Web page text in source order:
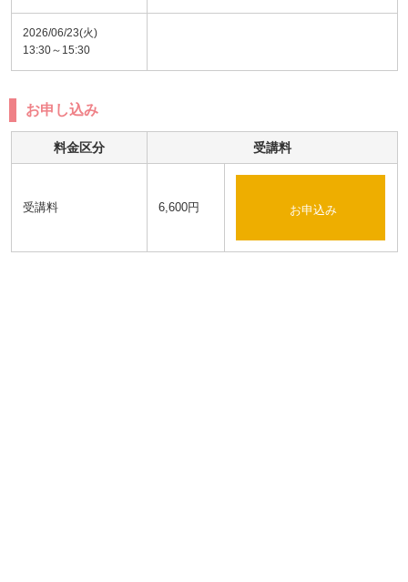
2026/06/23(火)
13:30～15:30
お申し込み
料金区分 受講料
受講料 6,600円 お申込み